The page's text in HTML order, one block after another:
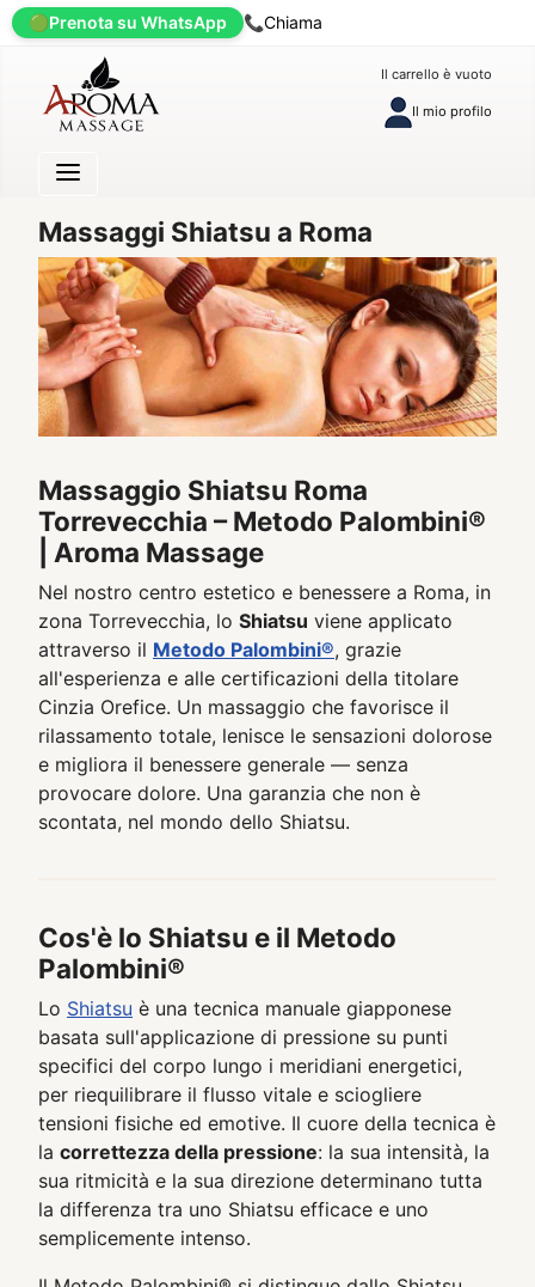
🟢Prenota su WhatsApp 📞Chiama
Il carrello è vuoto
Il mio profilo
Massaggi Shiatsu a Roma
Massaggio Shiatsu Roma
Torrevecchia – Metodo Palombini®
| Aroma Massage
Nel nostro centro estetico e benessere a Roma, in
zona Torrevecchia, lo Shiatsu viene applicato
attraverso il Metodo Palombini®, grazie
all'esperienza e alle certificazioni della titolare
Cinzia Orefice. Un massaggio che favorisce il
rilassamento totale, lenisce le sensazioni dolorose
e migliora il benessere generale — senza
provocare dolore. Una garanzia che non è
scontata, nel mondo dello Shiatsu.
Cos'è lo Shiatsu e il Metodo
Palombini®
Lo Shiatsu è una tecnica manuale giapponese
basata sull'applicazione di pressione su punti
specifici del corpo lungo i meridiani energetici,
per riequilibrare il flusso vitale e sciogliere
tensioni fisiche ed emotive. Il cuore della tecnica è
la correttezza della pressione: la sua intensità, la
sua ritmicità e la sua direzione determinano tutta
la differenza tra uno Shiatsu efficace e uno
semplicemente intenso.